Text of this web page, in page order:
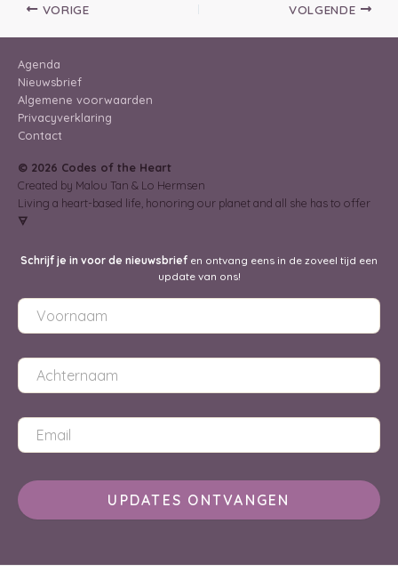
VORIGE VOLGENDE
Agenda
Nieuwsbrief
Algemene voorwaarden
Privacyverklaring
Contact
© 2026 Codes of the Heart
Created by Malou Tan & Lo Hermsen
Living a heart-based life, honoring our planet and all she has to offer
🜃
Schrijf je in voor de nieuwsbrief en ontvang eens in de zoveel tijd een
update van ons!
UPDATES ONTVANGEN